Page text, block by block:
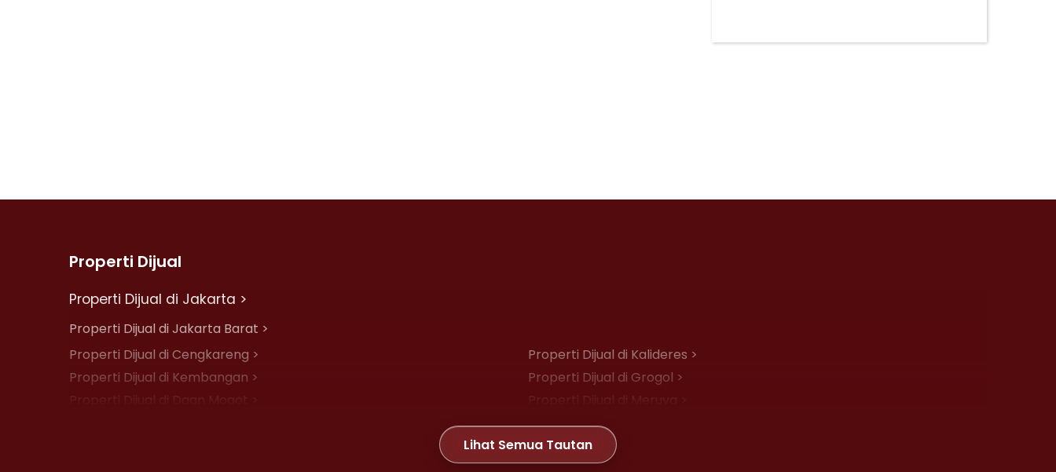
Properti Dijual
Properti Dijual di Jakarta >
Properti Dijual di Jakarta Barat >
Properti Dijual di Cengkareng >
Properti Dijual di Kalideres >
Properti Dijual di Kembangan >
Properti Dijual di Grogol >
Properti Dijual di Daan Mogot >
Properti Dijual di Meruya >
Properti Dijual di Joglo >
Lihat Semua Tautan